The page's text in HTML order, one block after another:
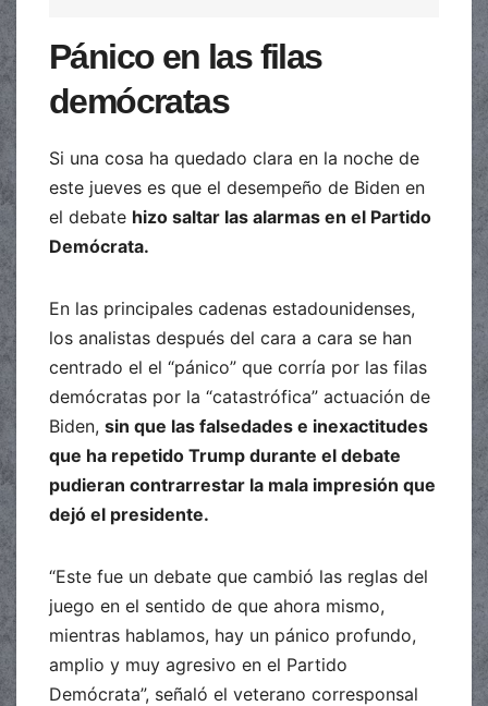
Pánico en las filas
demócratas
Si una cosa ha quedado clara en la noche de
este jueves es que el desempeño de Biden en
el debate hizo saltar las alarmas en el Partido
Demócrata.
En las principales cadenas estadounidenses,
los analistas después del cara a cara se han
centrado el el “pánico” que corría por las filas
demócratas por la “catastrófica” actuación de
Biden, sin que las falsedades e inexactitudes
que ha repetido Trump durante el debate
pudieran contrarrestar la mala impresión que
dejó el presidente.
“Este fue un debate que cambió las reglas del
juego en el sentido de que ahora mismo,
mientras hablamos, hay un pánico profundo,
amplio y muy agresivo en el Partido
Demócrata”, señaló el veterano corresponsal